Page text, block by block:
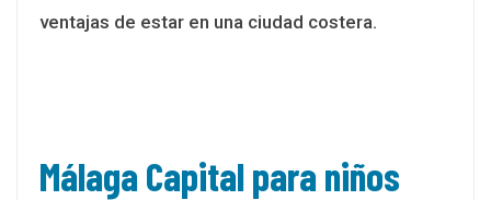
ventajas de estar en una ciudad costera.
Málaga Capital para niños